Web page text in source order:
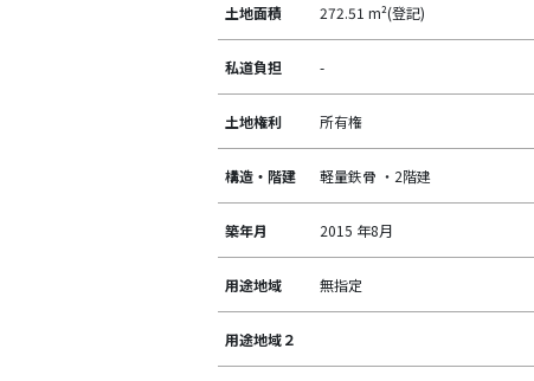
土地面積 272.51 m²(登記)
私道負担 -
土地権利 所有権
構造・階建 軽量鉄骨 ・2階建
築年月 2015 年8月
用途地域 無指定
用途地域２